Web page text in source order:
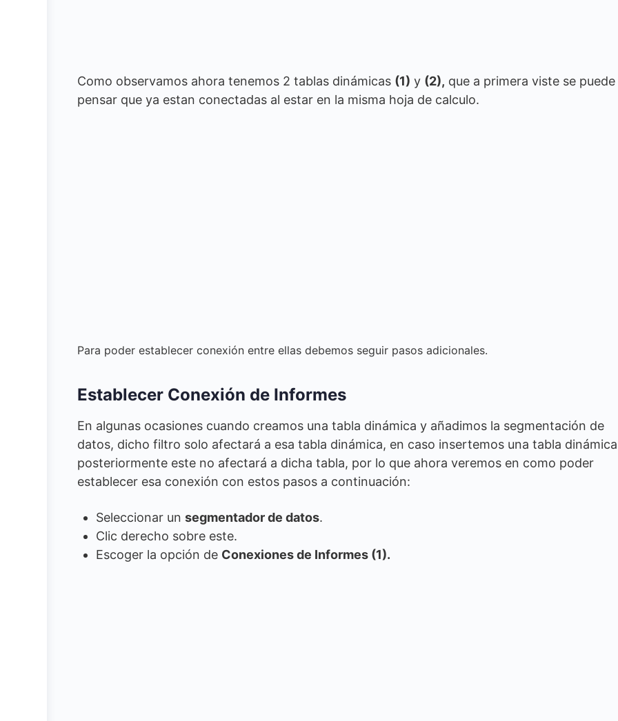
Como observamos ahora tenemos 2 tablas dinámicas (1) y (2), que a primera viste se puede
pensar que ya estan conectadas al estar en la misma hoja de calculo.
Para poder establecer conexión entre ellas debemos seguir pasos adicionales.
Establecer Conexión de Informes
En algunas ocasiones cuando creamos una tabla dinámica y añadimos la segmentación de
datos, dicho filtro solo afectará a esa tabla dinámica, en caso insertemos una tabla dinámica
posteriormente este no afectará a dicha tabla, por lo que ahora veremos en como poder
establecer esa conexión con estos pasos a continuación:
Seleccionar un segmentador de datos.
Clic derecho sobre este.
Escoger la opción de Conexiones de Informes (1).